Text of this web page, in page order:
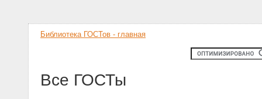
Библиотека ГОСТов - главная
Все ГОСТы